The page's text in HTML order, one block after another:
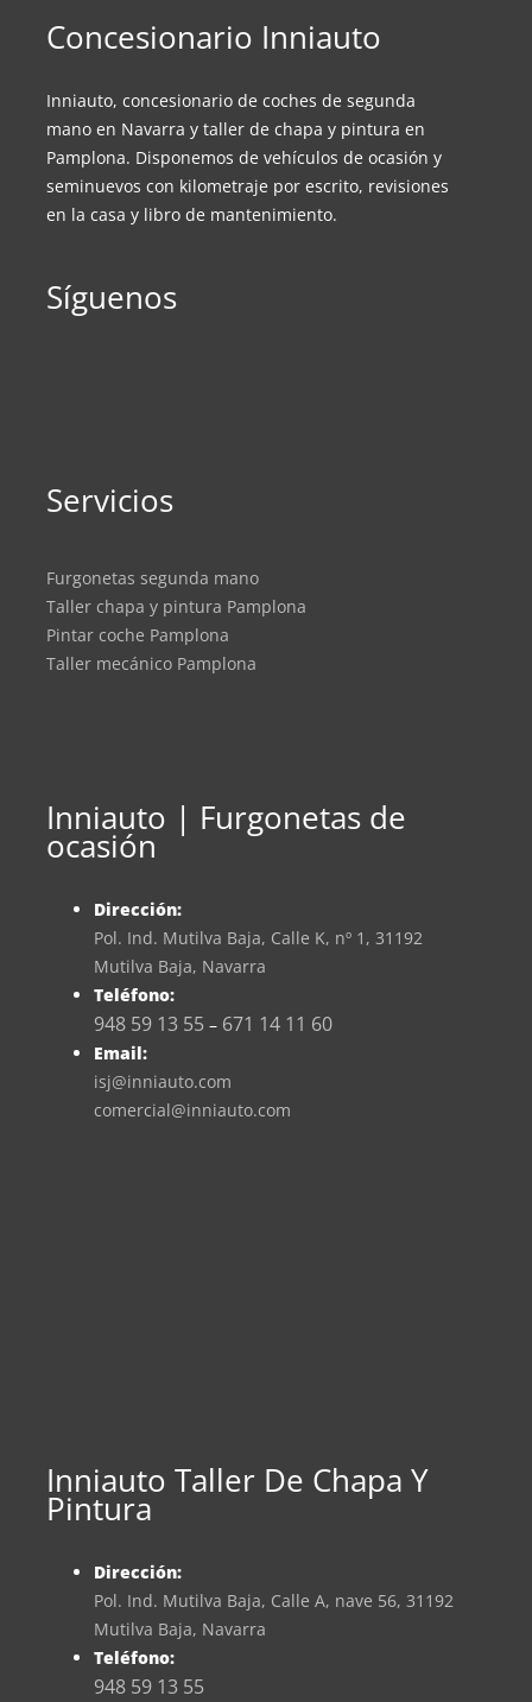
Concesionario Inniauto
Inniauto, concesionario de coches de segunda
mano en Navarra y taller de chapa y pintura en
Pamplona. Disponemos de vehículos de ocasión y
seminuevos con kilometraje por escrito, revisiones
en la casa y libro de mantenimiento.
Síguenos
Servicios
Furgonetas segunda mano
Taller chapa y pintura Pamplona
Pintar coche Pamplona
Taller mecánico Pamplona
Inniauto | Furgonetas de
ocasión
Dirección:
Pol. Ind. Mutilva Baja, Calle K, nº 1, 31192
Mutilva Baja, Navarra
Teléfono:
948 59 13 55 – 671 14 11 60
Email:
isj@inniauto.com
comercial@inniauto.com
Inniauto Taller De Chapa Y
Pintura
Dirección:
Pol. Ind. Mutilva Baja, Calle A, nave 56, 31192
Mutilva Baja, Navarra
Teléfono:
948 59 13 55